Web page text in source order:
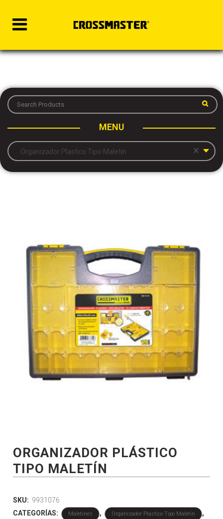
MENU
×
Organizador Plastico Tipo Maletin
ORGANIZADOR PLÁSTICO
TIPO MALETÍN
SKU: 9931076
CATEGORÍAS:
Maletines , Organizador Plastico Tipo Maletin ,